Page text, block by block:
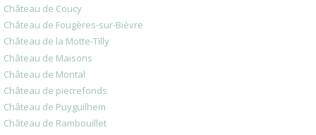
Château de Coucy
Château de Fougères-sur-Bièvre
Château de la Motte-Tilly
Château de Maisons
Château de Montal
Château de pierrefonds
Château de Puyguilhem
Château de Rambouillet